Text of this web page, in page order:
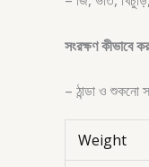
সংরক্ষণ কীভাবে
– ঠান্ডা ও শুকনো
Weight